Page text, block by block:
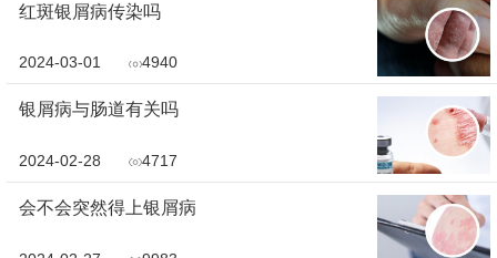
红斑银屑病传染吗
2024-03-01 4940
银屑病与肠道有关吗
2024-02-28 4717
会不会突然得上银屑病